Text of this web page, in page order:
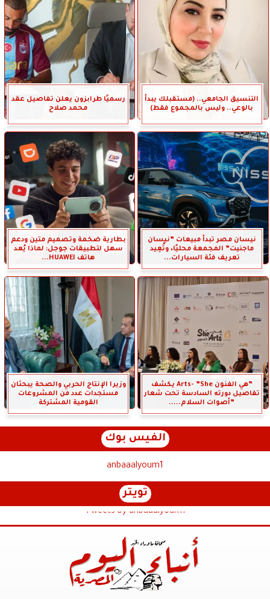
التنسيق الجامعي.. (مستقبلك يبدأ
بالوعي.. وليس بالمجموع فقط)
رسميًا طرابزون يعلن تفاصيل عقد
محمد صلاح
نيسان مصر تبدأ مبيعات ”نيسان
ماجنيت” المجمعة محليًا، وتُعِيد
تعريف فئة السيارات...
بطارية ضخمة وتصميم متين ودعم
سهل لتطبيقات جوجل: لماذا يُعد
هاتف HUAWEI...
”هي الفنون Arts- ”She يكشف
تفاصيل دورته السادسة تحت شعار
”أصوات السلام.....
وزيرا الإنتاج الحربي والصحة يبحثان
مستجدات عدد من المشروعات
القومية المشتركة
الفيس بوك
anbaaalyoum1
تويتر
Tweets by anbaaalyoum1